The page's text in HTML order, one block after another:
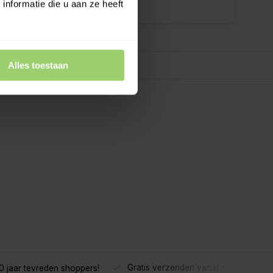
die u aan ze heeft
Alles toestaan
jaar tevreden shoppers! Gratis verzenden vanaf €200,- excl.